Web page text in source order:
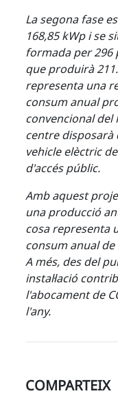
La segona fase
168,85 kWp i se
formada per 296
que produirà
representa una
consum anual
convencional
centre disposarà
vehicle elèctric
d'accés públic.
Amb aquest
una producció
cosa representa
consum anual
A més, des del
instal·lació
l'abocament de
l'any.
COMPARTEIX